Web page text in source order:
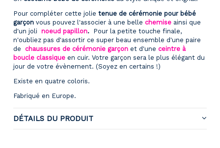
Pour compléter cette jolie tenue de cérémonie pour bébé
garçonvous pouvez l'associer à une belle chemiseainsi que
d'un joli noeud papillon. Pour la petite touche finale,
n'oubliez pas d'assortir ce super beau ensemble d'une paire
de
chaussures de cérémonie garçonet d'une ceintre à
boucle classiqueen cuir. Votre garçon sera le plus élégant du
jour de votre évènement. (Soyez en certains !)
Existe en quatre coloris.
Fabriqué en Europe.
DÉTAILS DU PRODUIT